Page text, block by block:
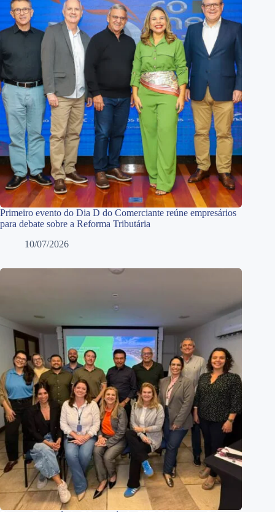
Primeiro evento do Dia D do Comerciante reúne empresários
para debate sobre a Reforma Tributária
10/07/2026